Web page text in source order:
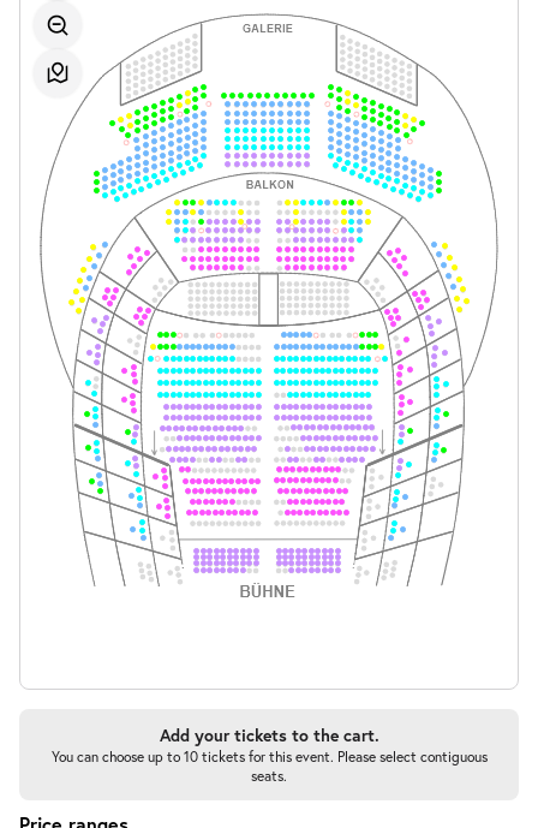
Add your tickets to the cart.
You can choose up to 10 tickets for this event. Please select contiguous
seats.